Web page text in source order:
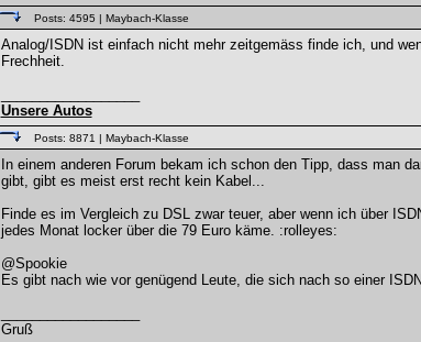
Posts: 4595 | Maybach-Klasse
Analog/ISDN ist einfach nicht mehr zeitgemäss finde ich, und
Frechheit.
Unsere Autos
Posts: 8871 | Maybach-Klasse
In einem anderen Forum bekam ich schon den Tipp, dass man
gibt, gibt es meist erst recht kein Kabel...
Finde es im Vergleich zu DSL zwar teuer, aber wenn ich über
jedes Monat locker über die 79 Euro käme. :rolleyes:
@Spookie
Es gibt nach wie vor genügend Leute, die sich nach so einer
Gruß